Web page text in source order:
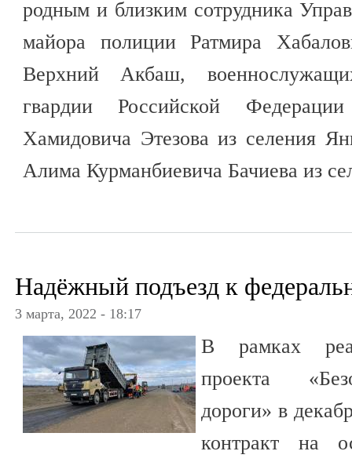
родным и близким сотрудника
майора полиции Ратмира
Верхний Акбаш,
гвардии Российской
Хамидовича Этезова из селения
Алима Курманбиевича Бачиева из
Надёжный подъезд к
3 марта, 2022 - 18:17
В рамках
проекта
дороги» в
контракт на